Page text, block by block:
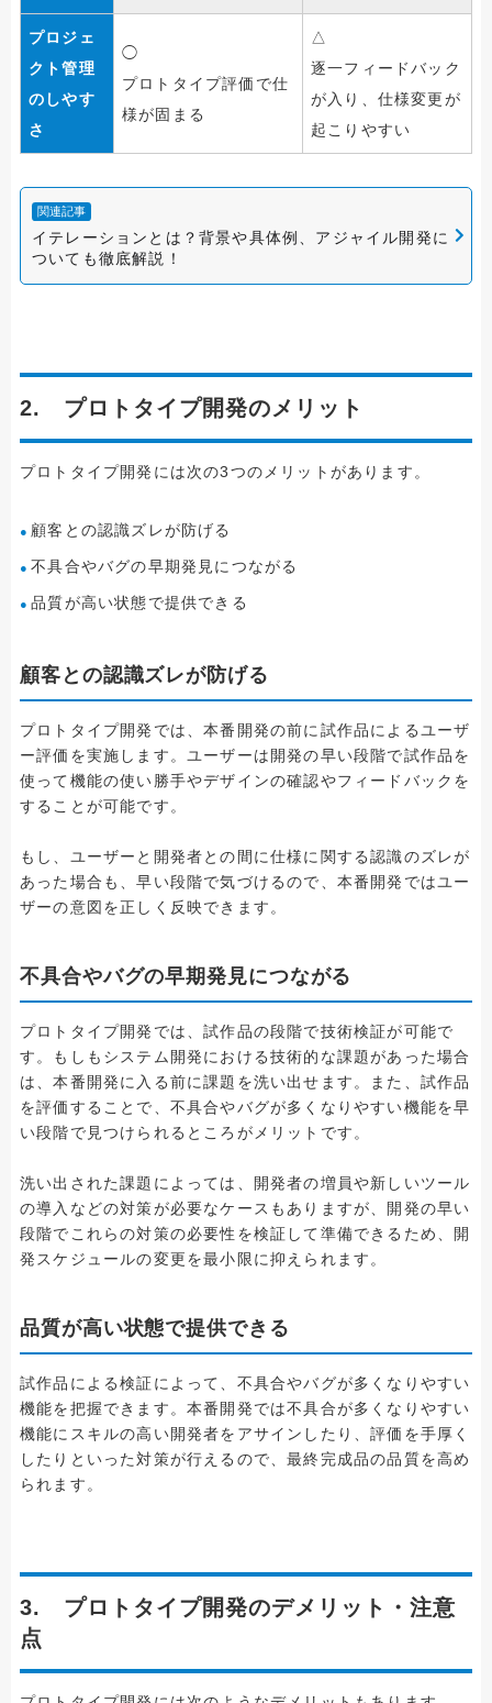
プロジェ
クト管理
のしやす
さ
◯
プロトタイプ評価で仕
様が固まる
△
逐一フィードバック
が入り、仕様変更が
起こりやすい
関連記事
イテレーションとは？背景や具体例、アジャイル開発に
ついても徹底解説！
2. プロトタイプ開発のメリット
プロトタイプ開発には次の3つのメリットがあります。
顧客との認識ズレが防げる
不具合やバグの早期発見につながる
品質が高い状態で提供できる
顧客との認識ズレが防げる
プロトタイプ開発では、本番開発の前に試作品によるユーザ
ー評価を実施します。ユーザーは開発の早い段階で試作品を
使って機能の使い勝手やデザインの確認やフィードバックを
することが可能です。
もし、ユーザーと開発者との間に仕様に関する認識のズレが
あった場合も、早い段階で気づけるので、本番開発ではユー
ザーの意図を正しく反映できます。
不具合やバグの早期発見につながる
プロトタイプ開発では、試作品の段階で技術検証が可能で
す。もしもシステム開発における技術的な課題があった場合
は、本番開発に入る前に課題を洗い出せます。また、試作品
を評価することで、不具合やバグが多くなりやすい機能を早
い段階で見つけられるところがメリットです。
洗い出された課題によっては、開発者の増員や新しいツール
の導入などの対策が必要なケースもありますが、開発の早い
段階でこれらの対策の必要性を検証して準備できるため、開
発スケジュールの変更を最小限に抑えられます。
品質が高い状態で提供できる
試作品による検証によって、不具合やバグが多くなりやすい
機能を把握できます。本番開発では不具合が多くなりやすい
機能にスキルの高い開発者をアサインしたり、評価を手厚く
したりといった対策が行えるので、最終完成品の品質を高め
られます。
3. プロトタイプ開発のデメリット・注意
点